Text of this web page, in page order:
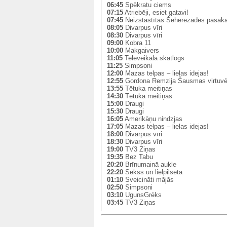
06:45Spēkratu ciems
07:15Atriebēji, esiet gatavi!
07:45Neizstāstītās Šeherezādes
08:05Divarpus vīri
08:30Divarpus vīri
09:00Kobra 11
10:00Makgaivers
11:05Televeikala skatlogs
11:25Simpsoni
12:00Mazas telpas – lielas idejas!
12:55Gordona Remzija Šausmas virtuvē
13:55Tētuka meitiņas
14:30Tētuka meitiņas
15:00Draugi
15:30Draugi
16:05Amerikāņu nindzjas
17:05Mazas telpas – lielas idejas!
18:00Divarpus vīri
18:30Divarpus vīri
19:00TV3 Ziņas
19:35Bez Tabu
20:20Brīnumainā aukle
22:20Sekss un lielpilsēta
01:10Sveicināti mājās
02:50Simpsoni
03:10UgunsGrēks
03:45TV3 Ziņas